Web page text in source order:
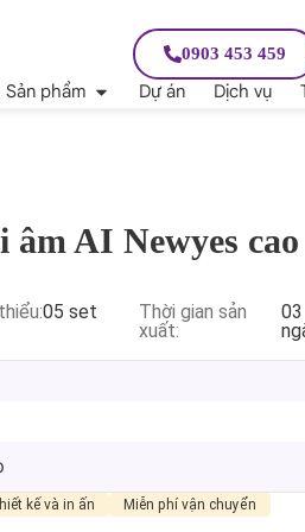
Sản phẩm Dự án Dịch vụ
0903 453 459
AI Newyes cao
05 set
Thời gian sản
xuất:
03
kế và in ấn Miễn phí vận chuyển